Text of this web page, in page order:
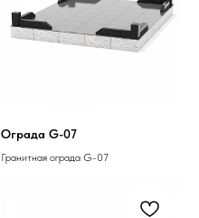
Ограда G-07
Гранитная ограда G-07